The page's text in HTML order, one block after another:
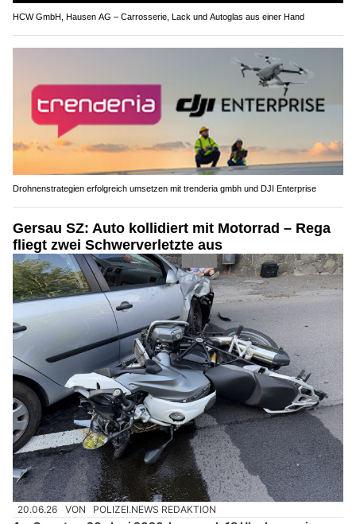
HCW GmbH, Hausen AG – Carrosserie, Lack und Autoglas aus einer Hand
Drohnenstrategien erfolgreich umsetzen mit trenderia gmbh und DJI Enterprise
Gersau SZ: Auto kollidiert mit Motorrad – Rega
fliegt zwei Schwerverletzte aus
20.06.26 VON POLIZEI.NEWS REDAKTION